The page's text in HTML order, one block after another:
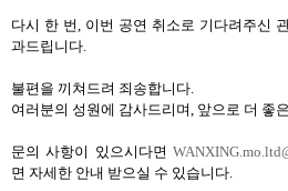
다시 한 번, 이번 공연 취소로 기다려주신
과드립니다.
불편을 끼쳐드려 죄송합니다.
여러분의 성원에 감사드리며, 앞으로 더 좋
문의 사항이 있으시다면
면 자세한 안내 받으실 수 있습니다.